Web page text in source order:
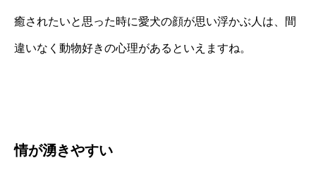
癒されたいと思った時に愛犬の顔が思い浮かぶ人は、間
違いなく動物好きの心理があるといえますね。
情が湧きやすい